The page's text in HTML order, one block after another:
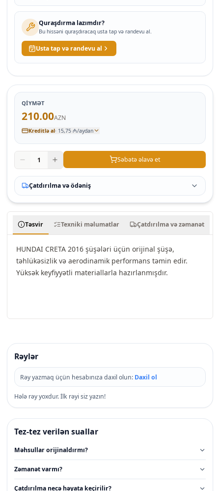
Quraşdırma lazımdır?
Bu hissəni quraşdıracaq usta tap və randevu al.
Usta tap və randevu al
QIYMƏT
210.00AZN
Kreditlə al· 15,75 ₼/aydan
1 Səbətə əlavə et
Çatdırılma və ödəniş
Təsvir Texniki məlumatlar Çatdırılma və zəmanət
HUNDAI CRETA 2016 şüşələri üçün orijinal şüşə,
təhlükəsizlik və aerodinamik performans təmin edir.
Yüksək keyfiyyətli materiallarla hazırlanmışdır.
Rəylər
Rəy yazmaq üçün hesabınıza daxil olun: Daxil ol
Hələ rəy yoxdur. İlk rəyi siz yazın!
Tez-tez verilən suallar
Məhsullar orijinaldırmı?
Zəmanət varmı?
Çatdırılma necə həyata keçirilir?